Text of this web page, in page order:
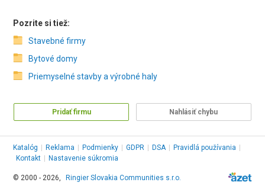
Pozrite si tiež:
Stavebné firmy
Bytové domy
Priemyselné stavby a výrobné haly
Pridať firmu Nahlásiť chybu
Katalóg Reklama Podmienky GDPR DSA Pravidlá používania
Kontakt
Nastavenie súkromia
© 2000 - 2026, Ringier Slovakia Communities s.r.o.